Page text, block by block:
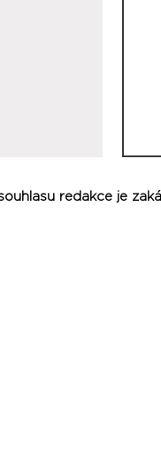
redakce je